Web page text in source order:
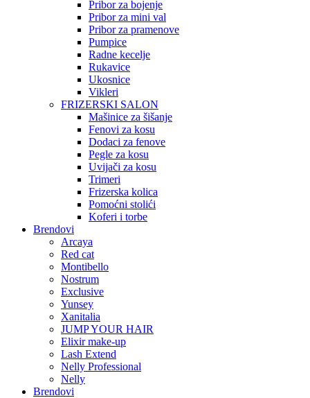
Pribor za bojenje
Pribor za mini val
Pribor za pramenove
Pumpice
Radne kecelje
Rukavice
Ukosnice
Vikleri
FRIZERSKI SALON
Mašinice za šišanje
Fenovi za kosu
Dodaci za fenove
Pegle za kosu
Uvijači za kosu
Trimeri
Frizerska kolica
Pomoćni stolići
Koferi i torbe
Brendovi
Arcaya
Red cat
Montibello
Nostrum
Exclusive
Yunsey
Xanitalia
JUMP YOUR HAIR
Elixir make-up
Lash Extend
Nelly Professional
Nelly
Brendovi